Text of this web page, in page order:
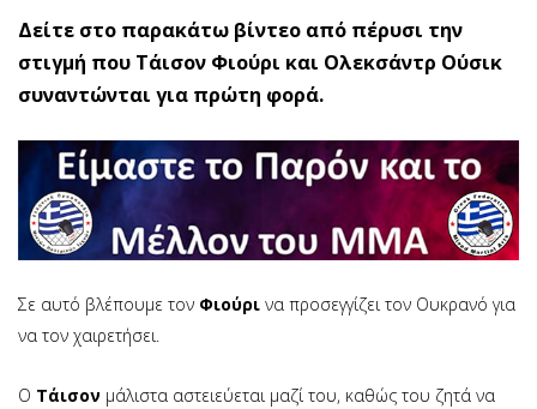
Δείτε στο παρακάτω βίντεο από πέρυσι την
στιγμή που Τάισον Φιούρι και Ολεκσάντρ Ούσικ
συναντώνται για πρώτη φορά.
Σε αυτό βλέπουμε τον Φιούρι να προσεγγίζει τον Ουκρανό για
να τον χαιρετήσει.
Ο Τάισον μάλιστα αστειεύεται μαζί του, καθώς του ζητά να